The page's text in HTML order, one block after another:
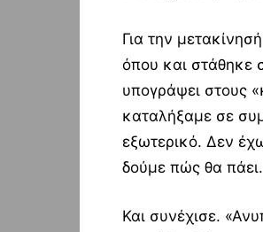
Για την
όπου και στάθηκε
υπογράψει στους
καταλήξαμε σε
εξωτερικό. Δεν
δούμε πώς θα
Και συνέχισε.